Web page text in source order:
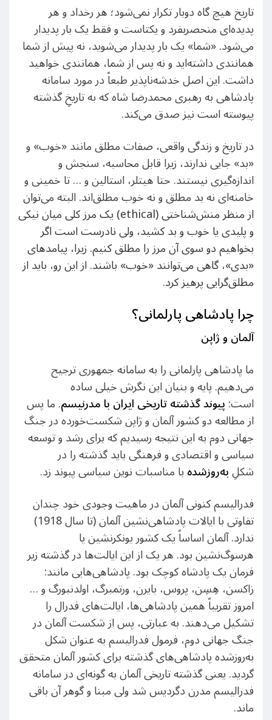
تاریخ هیچ گاه دوبار تکرار نمی‌شود؛ هر رخداد و هر
پدیده‌ای منحصربفرد و یکتاست و فقط یک بار پدیدار
می‌شود. «شما» یک بار پدیدار می‌شوید، نه پیش از شما
همانندی داشته‌اید و نه پس از شما،‌ همانندی خواهید
داشت. این اصل خدشه‌ناپذیر طبعاً در مورد سامانه
پادشاهی به رهبری محمدرضا شاه که به تاریخِ گذشته
پیوسته است نیز صدق می‌کند.
در تاریخ و زندگی واقعی، صفات مطلق مانند «خوب» و
«بد» جایی ندارند، زیرا قابل محاسبه، سنجش و
اندازه‌گیری نیستند. حتا هیتلر، استالین و … تا خمینی و
خامنه‌ای نه بد مطلق و نه خوب مطلق‌اند. البته می‌توان
از منظر منش‌شناختی (ethical) یک مرز کلی میان نیکی
و پلیدی یا خوب و بد کشید، ولی نادرست است اگر
بخواهیم دو سوی آن مرز را مطلق کنیم. زیرا، پیامدهای
«بدی»، گاهی می‌توانند «خوب» باشند. از این رو، باید از
مطلق‌گرایی پرهیز کرد.
چرا پادشاهی پارلمانی؟
آلمان و ژاپن
ما پادشاهی پارلمانی را به سامانه جمهوری ترجیح
می‌دهیم. پایه و بنیان این نگرش خیلی ساده
است:پیوند گذشته تاریخی ایران با مدرنیسم. ما پس
از مطالعه دو کشور آلمان و ژاپن شکست‌خورده در جنگ
جهانی دوم به این نتیجه رسیدیم که برای رشد و توسعه
سیاسی و اقتصادی و فرهنگی باید گذشته را در
شکلِبه‌روزشدهبا مناسبات نوین سیاسی پیوند زد.
فدرالیسم کنونی آلمان در ماهیت وجودی خود چندان
تفاوتی با ایالات پادشاهی‌نشین آلمان (تا سال 1918)
ندارد. آلمان اساساً یک کشور یونکرنشین یا
هرسوگ‌نشین بود. هر یک از این ایالت‌ها در گذشته زیر
فرمان یک پادشاه کوچک بود. پادشاهی‌هایی مانند:
زاکسن، هِسِن، پروس، بایرن، ورتمبرگ، اولدنبورگ و …
امروز تقریباً همین پادشاهی‌ها، ایالت‌های فدرال را
تشکیل می‌دهند. به عبارتی، پس از شکست آلمان در
جنگ جهانی دوم، فرمول فدرالیسم به عنوان شکل
به‌روزشده پادشاهی‌های گذشته برای کشور آلمان متحقق
گردید. یعنی گذشته تاریخی آلمان به گونه‌ای در سامانه
فدرالیسم مدرن دگردیس شد ولی مبنا و گوهر آن باقی
ماند.